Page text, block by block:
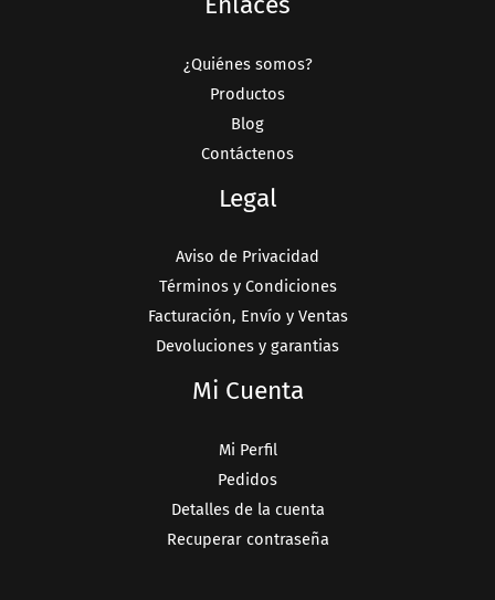
¿Quiénes somos?
Productos
Blog
Contáctenos
Legal
Aviso de Privacidad
Términos y Condiciones
Facturación, Envío y Ventas
Devoluciones y garantias
Mi Cuenta
Mi Perfil
Pedidos
Detalles de la cuenta
Recuperar contraseña